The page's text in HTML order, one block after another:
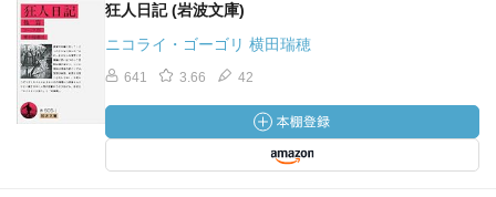
狂人日記 (岩波文庫)
ニコライ・ゴーゴリ 横田瑞穂
641 3.66 42